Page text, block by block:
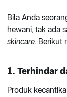
Bila Anda
hewani, tak ada
skincare. Berikut
1. Terhindar
Produk